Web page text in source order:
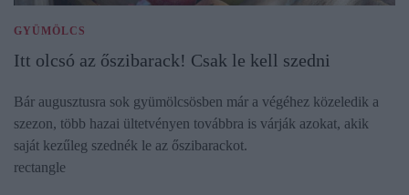
GYÜMÖLCS
Itt olcsó az őszibarack! Csak le kell szedni
Bár augusztusra sok gyümölcsösben már a végéhez közeledik a
szezon, több hazai ültetvényen továbbra is várják azokat, akik
saját kezűleg szednék le az őszibarackot.
rectangle